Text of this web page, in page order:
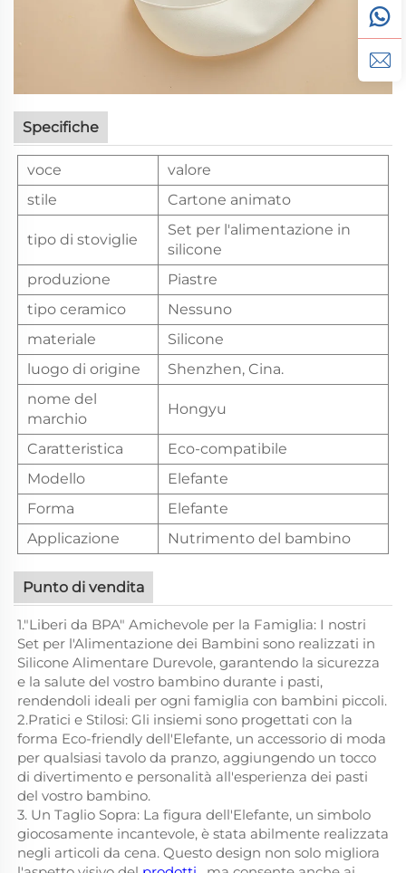
Specifiche
voce
valore
stile
Cartone animato
tipo di stoviglie
Set per l'alimentazione in
silicone
produzione
Piastre
tipo ceramico
Nessuno
materiale
Silicone
luogo di origine
Shenzhen, Cina.
nome del
marchio
Hongyu
Caratteristica
Eco-compatibile
Modello
Elefante
Forma
Elefante
Applicazione
Nutrimento del bambino
Punto di vendita
1."Liberi da BPA" Amichevole per la Famiglia: I nostri
Set per l'Alimentazione dei Bambini sono realizzati in
Silicone Alimentare Durevole, garantendo la sicurezza
e la salute del vostro bambino durante i pasti,
rendendoli ideali per ogni famiglia con bambini piccoli.
2.Pratici e Stilosi: Gli insiemi sono progettati con la
forma Eco-friendly dell'Elefante, un accessorio di moda
per qualsiasi tavolo da pranzo, aggiungendo un tocco
di divertimento e personalità all'esperienza dei pasti
del vostro bambino.
3. Un Taglio Sopra: La figura dell'Elefante, un simbolo
giocosamente incantevole, è stata abilmente realizzata
negli articoli da cena. Questo design non solo migliora